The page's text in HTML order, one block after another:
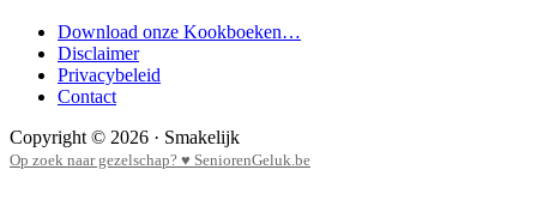
Download onze Kookboeken…
Disclaimer
Privacybeleid
Contact
Copyright © 2026 · Smakelijk
Op zoek naar gezelschap? ♥ SeniorenGeluk.be